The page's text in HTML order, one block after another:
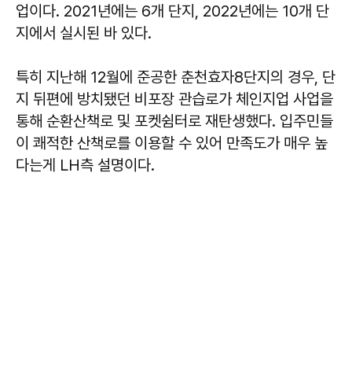
업이다. 2021년에는 6개 단지, 2022년에는 10개 단
지에서 실시된 바 있다.
특히 지난해 12월에 준공한 춘천효자8단지의 경우, 단
지 뒤편에 방치됐던 비포장 관습로가 체인지업 사업을
통해 순환산책로 및 포켓쉼터로 재탄생했다. 입주민들
이 쾌적한 산책로를 이용할 수 있어 만족도가 매우 높
다는게 LH측 설명이다.